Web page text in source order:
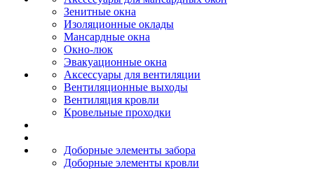
Зенитные окна
Изоляционные оклады
Мансардные окна
Окно-люк
Эвакуационные окна
Аксессуары для вентиляции
Вентиляционные выходы
Вентиляция кровли
Кровельные проходки
Доборные элементы забора
Доборные элементы кровли